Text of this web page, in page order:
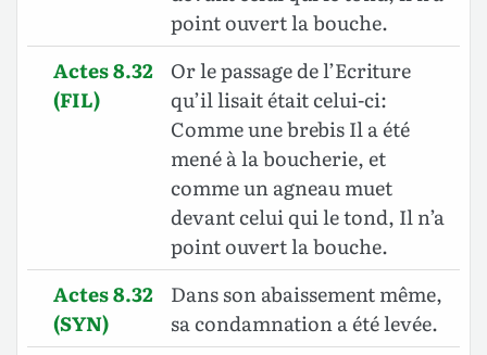
point ouvert la bouche.
Actes 8.32
(FIL)
Or le passage de l’Ecriture
qu’il lisait était celui-ci:
Comme une brebis Il a été
mené à la boucherie, et
comme un agneau muet
devant celui qui le tond, Il n’a
point ouvert la bouche.
Actes 8.32
(SYN)
Dans son abaissement même,
sa condamnation a été levée.